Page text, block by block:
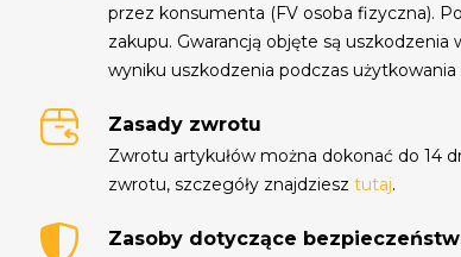
przez konsumenta (FV osoba fizyczna).
zakupu. Gwarancją objęte są
wyniku uszkodzenia podczas
Zasady zwrotu
Zwrotu artykułów można dokonać do 14
zwrotu, szczegóły znajdziesztutaj.
Zasoby dotyczące